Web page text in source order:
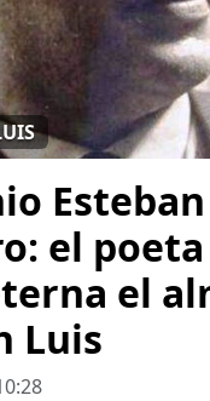
Esteban
el
el
Luis